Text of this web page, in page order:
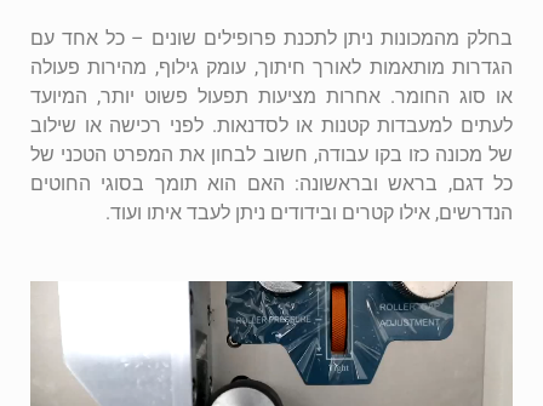
בחלק מהמכונות ניתן לתכנת פרופילים שונים – כל אחד עם
הגדרות מותאמות לאורך חיתוך, עומק גילוף, מהירות פעולה
או סוג החומר. אחרות מציעות תפעול פשוט יותר, המיועד
לעתים למעבדות קטנות או לסדנאות. לפני רכישה או שילוב
של מכונה כזו בקו עבודה, חשוב לבחון את המפרט הטכני של
כל דגם, בראש ובראשונה: האם הוא תומך בסוגי החוטים
הנדרשים, אילו קטרים ובידודים ניתן לעבד איתו ועוד.